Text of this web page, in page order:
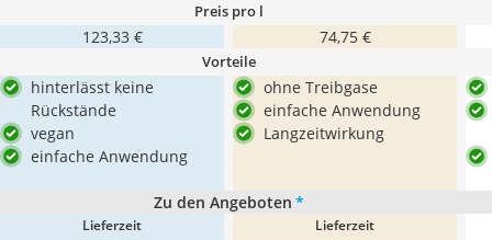
Preis pro l
123,33 € 74,75 €
Vorteile
hinterlässt keine
Rückstände
vegan
einfache Anwendung
ohne Treibgase
einfache Anwendung
Langzeitwirkung
Zu den Angeboten *
Lieferzeit Lieferzeit